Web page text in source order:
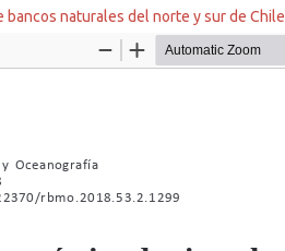
bancos naturales del norte y sur de Chile